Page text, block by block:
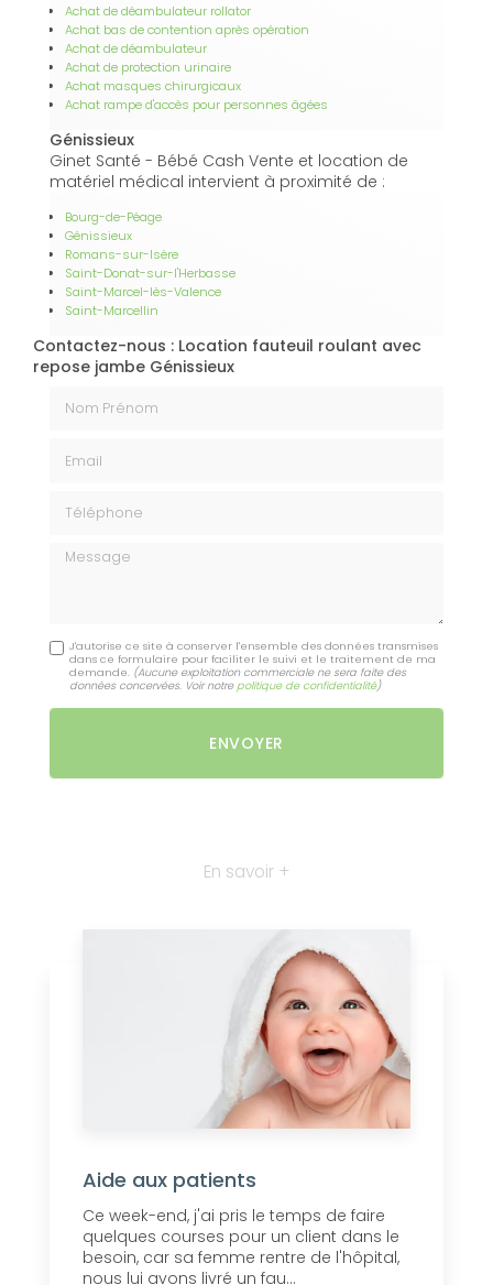
Achat de déambulateur rollator
Achat bas de contention après opération
Achat de déambulateur
Achat de protection urinaire
Achat masques chirurgicaux
Achat rampe d'accès pour personnes âgées
Génissieux
Ginet Santé - Bébé Cash Vente et location de
matériel médical intervient à proximité de :
Bourg-de-Péage
Génissieux
Romans-sur-Isère
Saint-Donat-sur-l'Herbasse
Saint-Marcel-lès-Valence
Saint-Marcellin
Contactez-nous : Location fauteuil roulant avec
repose jambe Génissieux
Message
J'autorise ce site à conserver l'ensemble des données transmises
dans ce formulaire pour faciliter le suivi et le traitement de ma
demande. (Aucune exploitation commerciale ne sera faite des
données concervées. Voir notre politique de confidentialité)
En savoir +
Aide aux patients
Ce week-end, j'ai pris le temps de faire
quelques courses pour un client dans le
besoin, car sa femme rentre de l'hôpital,
nous lui avons livré un fau...